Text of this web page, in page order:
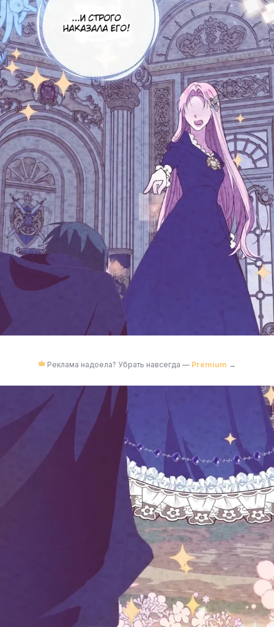
Реклама надоела? Убрать навсегда — Premium →